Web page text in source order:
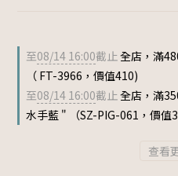
至08/14 16:00截止全店，滿
（ FT-3966，價值410)
至08/14 16:00截止全店，滿
水手藍 " （SZ-PIG-061，價值
查看